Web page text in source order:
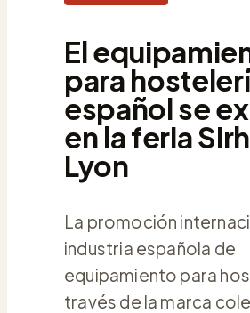
El
para
español se
en la feria
Lyon
La promoción
industria española de
equipamiento para
través de la marca